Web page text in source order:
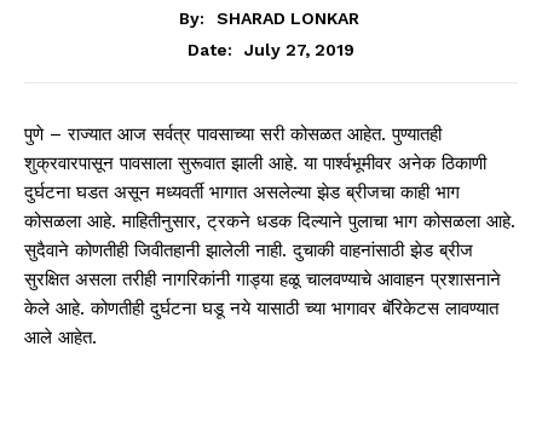
By:
SHARAD LONKAR
Date:
July 27, 2019
पुणे – राज्यात आज सर्वत्र पावसाच्या सरी कोसळत आहेत. पुण्यातही
शुक्रवारपासून पावसाला सुरूवात झाली आहे. या पार्श्वभूमीवर अनेक ठिकाणी
दुर्घटना घडत असून मध्यवर्ती भागात असलेल्या झेड ब्रीजचा काही भाग
कोसळला आहे. माहितीनुसार, ट्रकने धडक दिल्याने पुलाचा भाग कोसळला आहे.
सुदैवाने कोणतीही जिवीतहानी झालेली नाही. दुचाकी वाहनांसाठी झेड ब्रीज
सुरक्षित असला तरीही नागरिकांनी गाड्या हळू चालवण्याचे आवाहन प्रशासनाने
केले आहे. कोणतीही दुर्घटना घडू नये यासाठी च्या भागावर बॅरिकेटस लावण्यात
आले आहेत.